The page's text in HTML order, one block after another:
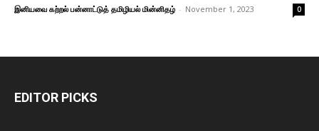
இனியவை கற்றல் பன்னாட்டுத் தமிழியல் மின்னிதழ் - November 1, 2023 0
EDITOR PICKS